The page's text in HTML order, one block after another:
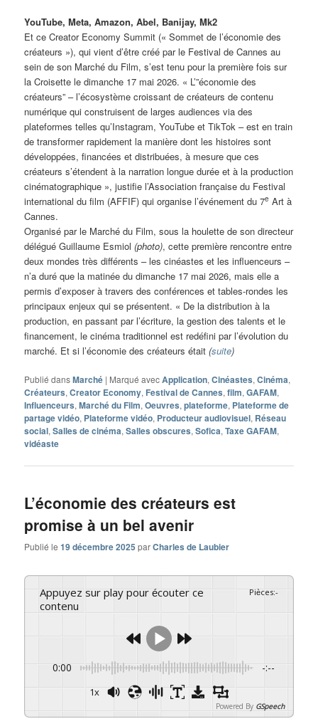
YouTube, Meta, Amazon, Abel, Banijay, Mk2
Et ce Creator Economy Summit (« Sommet de l’économie des
créateurs »), qui vient d’être créé par le Festival de Cannes au
sein de son Marché du Film, s’est tenu pour la première fois sur
la Croisette le dimanche 17 mai 2026. « L’”économie des
créateurs” – l’écosystème croissant de créateurs de contenu
numérique qui construisent de larges audiences via des
plateformes telles qu’Instagram, YouTube et TikTok – est en train
de transformer rapidement la manière dont les histoires sont
développées, financées et distribuées, à mesure que ces
créateurs s’étendent à la narration longue durée et à la production
cinématographique », justifie l’Association française du Festival
international du film (AFFIF) qui organise l’événement du 7e Art à
Cannes.
Organisé par le Marché du Film, sous la houlette de son directeur
délégué Guillaume Esmiol(photo), cette première rencontre entre
deux mondes très différents – les cinéastes et les influenceurs –
n’a duré que la matinée du dimanche 17 mai 2026, mais elle a
permis d’exposer à travers des conférences et tables-rondes les
principaux enjeux qui se présentent. « De la distribution à la
production, en passant par l’écriture, la gestion des talents et le
financement, le cinéma traditionnel est redéfini par l’évolution du
marché. Et si l’économie des créateurs était(suite)
Publié dansMarché | Marqué avecApplication,Cinéastes,Cinéma,
Créateurs,Creator Economy, Festival de Cannes,film,GAFAM,
Influenceurs,Marché du Film,Oeuvres,plateforme, Plateforme de
partage vidéo, Plateforme vidéo, Producteur audiovisuel, Réseau
social,Salles de cinéma,Salles obscures,Sofica,Taxe GAFAM,
vidéaste
L’économie des créateurs est
promise à un bel avenir
Publié le19 décembre 2025 parCharles de Laubier
Appuyez sur play pour écouter ce
contenu
Pièces:-
0:00 -:--
1x
Powered By GSpeech